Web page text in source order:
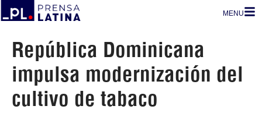
MENU
República Dominicana
impulsa modernización del
cultivo de tabaco